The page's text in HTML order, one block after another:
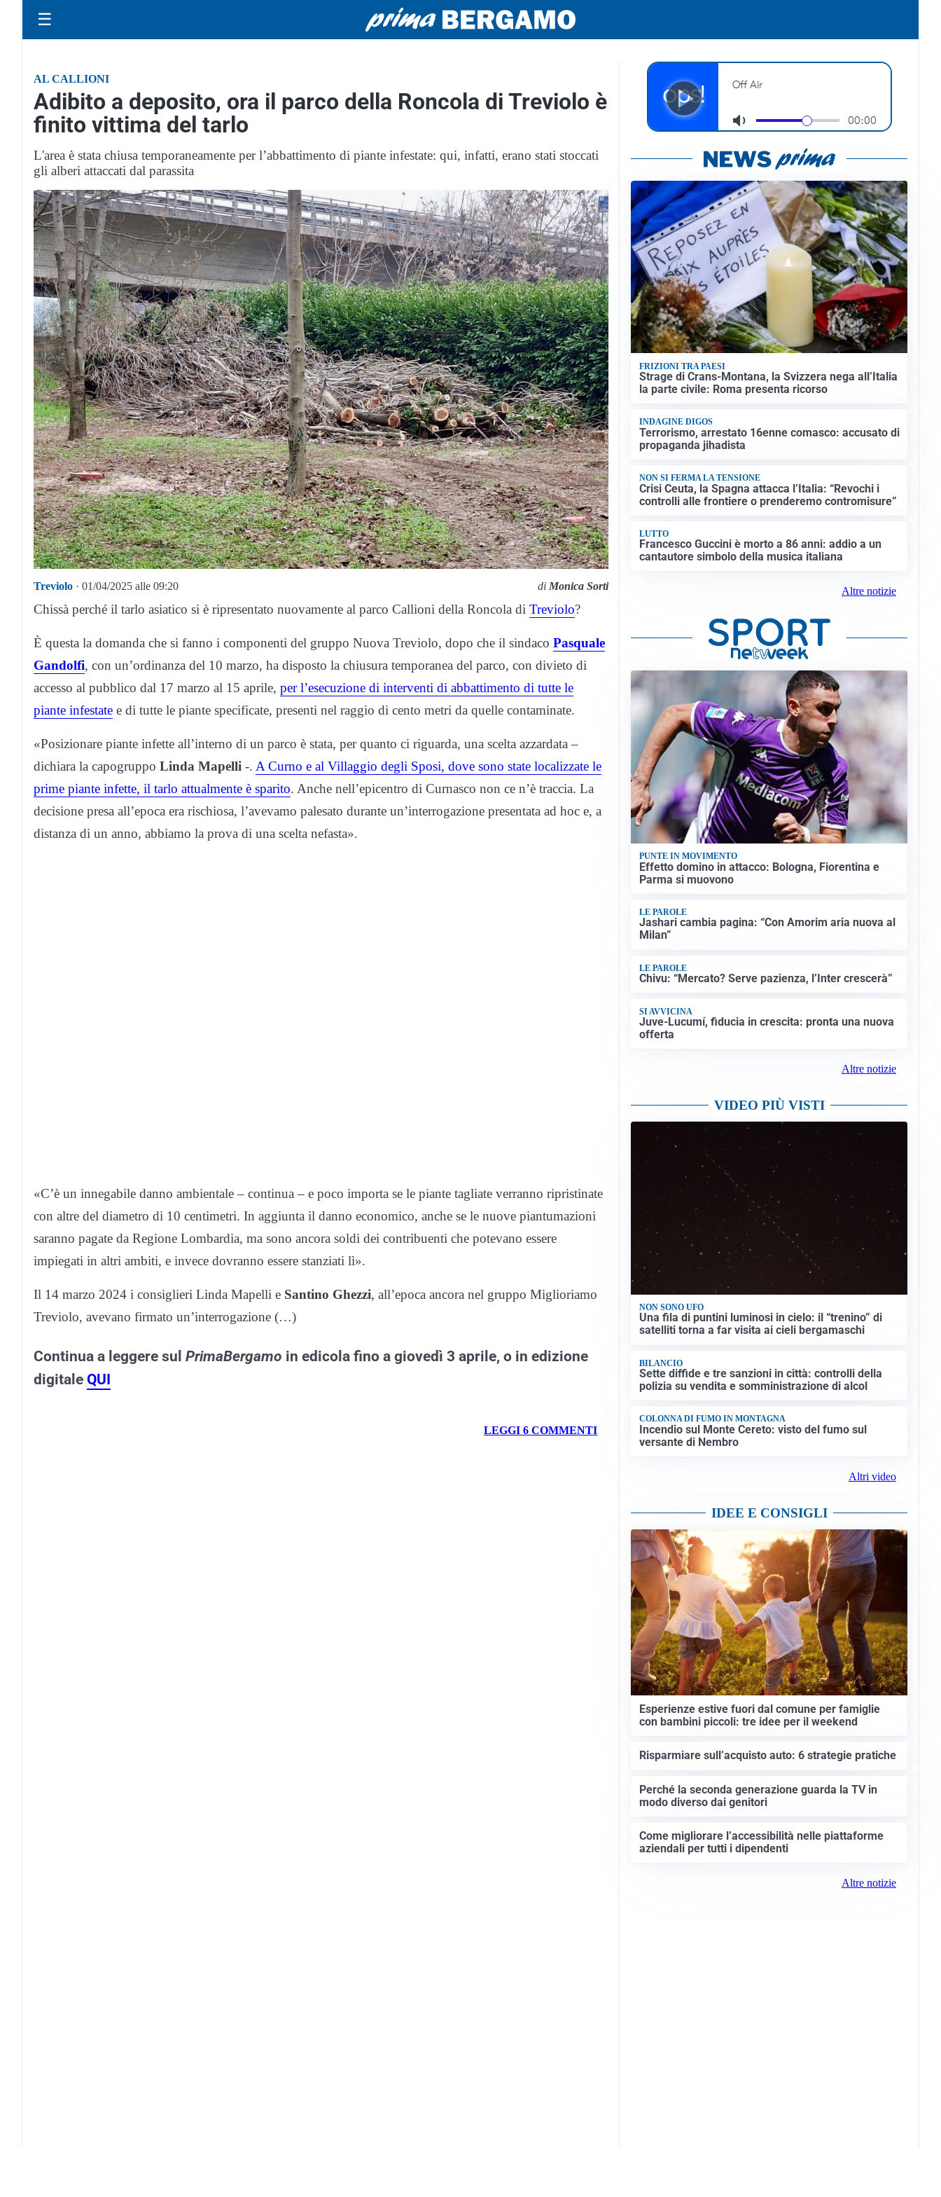
☰
AL CALLIONI
Adibito a deposito, ora il parco della Roncola di Treviolo è
finito vittima del tarlo
L'area è stata chiusa temporaneamente per l’abbattimento di piante infestate: qui, infatti, erano stati stoccati
gli alberi attaccati dal parassita
Treviolo · 01/04/2025 alle 09:20 di Monica Sorti
Chissà perché il tarlo asiatico si è ripresentato nuovamente al parco Callioni della Roncola di Treviolo?
È questa la domanda che si fanno i componenti del gruppo Nuova Treviolo, dopo che il sindaco Pasquale
Gandolfi, con un’ordinanza del 10 marzo, ha disposto la chiusura temporanea del parco, con divieto di
accesso al pubblico dal 17 marzo al 15 aprile, per l’esecuzione di interventi di abbattimento di tutte le
piante infestate e di tutte le piante specificate, presenti nel raggio di cento metri da quelle contaminate.
«Posizionare piante infette all’interno di un parco è stata, per quanto ci riguarda, una scelta azzardata –
dichiara la capogruppo Linda Mapelli -. A Curno e al Villaggio degli Sposi, dove sono state localizzate le
prime piante infette, il tarlo attualmente è sparito. Anche nell’epicentro di Curnasco non ce n’è traccia. La
decisione presa all’epoca era rischiosa, l’avevamo palesato durante un’interrogazione presentata ad hoc e, a
distanza di un anno, abbiamo la prova di una scelta nefasta».
«C’è un innegabile danno ambientale – continua – e poco importa se le piante tagliate verranno ripristinate
con altre del diametro di 10 centimetri. In aggiunta il danno economico, anche se le nuove piantumazioni
saranno pagate da Regione Lombardia, ma sono ancora soldi dei contribuenti che potevano essere
impiegati in altri ambiti, e invece dovranno essere stanziati lì».
Il 14 marzo 2024 i consiglieri Linda Mapelli e Santino Ghezzi, all’epoca ancora nel gruppo Miglioriamo
Treviolo, avevano firmato un’interrogazione (…)
Continua a leggere sul PrimaBergamo in edicola fino a giovedì 3 aprile, o in edizione
digitale QUI
LEGGI 6 COMMENTI
FRIZIONI TRA PAESI
Strage di Crans-Montana, la Svizzera nega all’Italia
la parte civile: Roma presenta ricorso
INDAGINE DIGOS
Terrorismo, arrestato 16enne comasco: accusato di
propaganda jihadista
NON SI FERMA LA TENSIONE
Crisi Ceuta, la Spagna attacca l’Italia: “Revochi i
controlli alle frontiere o prenderemo contromisure”
LUTTO
Francesco Guccini è morto a 86 anni: addio a un
cantautore simbolo della musica italiana
Altre notizie
PUNTE IN MOVIMENTO
Effetto domino in attacco: Bologna, Fiorentina e
Parma si muovono
LE PAROLE
Jashari cambia pagina: “Con Amorim aria nuova al
Milan”
LE PAROLE
Chivu: “Mercato? Serve pazienza, l’Inter crescerà”
SI AVVICINA
Juve-Lucumí, fiducia in crescita: pronta una nuova
offerta
Altre notizie
VIDEO PIÙ VISTI
NON SONO UFO
Una fila di puntini luminosi in cielo: il “trenino” di
satelliti torna a far visita ai cieli bergamaschi
BILANCIO
Sette diffide e tre sanzioni in città: controlli della
polizia su vendita e somministrazione di alcol
COLONNA DI FUMO IN MONTAGNA
Incendio sul Monte Cereto: visto del fumo sul
versante di Nembro
Altri video
IDEE E CONSIGLI
Esperienze estive fuori dal comune per famiglie
con bambini piccoli: tre idee per il weekend
Risparmiare sull’acquisto auto: 6 strategie pratiche
Perché la seconda generazione guarda la TV in
modo diverso dai genitori
Come migliorare l’accessibilità nelle piattaforme
aziendali per tutti i dipendenti
Altre notizie